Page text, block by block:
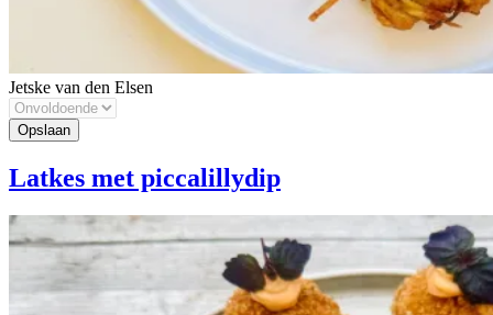
Jetske van den Elsen
Latkes met piccalillydip